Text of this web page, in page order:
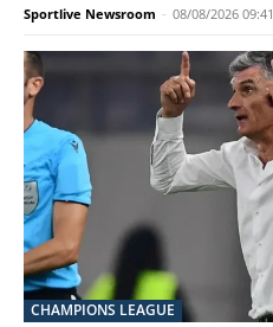
Sportlive Newsroom - 08/08/2026 09:41
CHAMPIONS LEAGUE